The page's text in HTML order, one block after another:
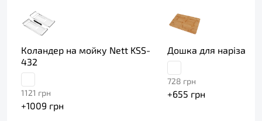
Коландер на мойку Nett KSS-
432
1121 грн
+1009 грн
Дошка для
728 грн
+655 грн